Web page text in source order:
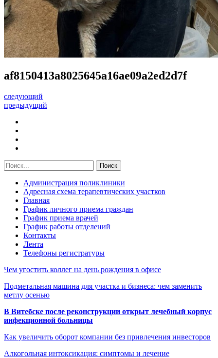
af8150413a8025645a16ae09a2ed2d7f
следующий
предыдущий
Администрация поликлиники
Адресная схема терапевтических участков
Главная
График личного приема граждан
График приема врачей
График работы отделений
Контакты
Лента
Телефоны регистратуры
Чем угостить коллег на день рождения в офисе
Подметальная машина для участка и бизнеса: чем заменить
метлу осенью
В Витебске после реконструкции открыт лечебный корпус
инфекционной больницы
Как увеличить оборот компании без привлечения инвесторов
Алкогольная интоксикация: симптомы и лечение